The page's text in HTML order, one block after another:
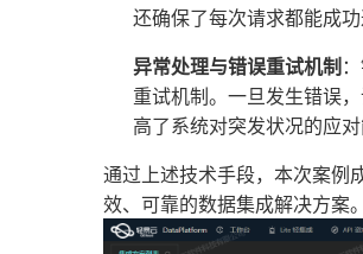
还确保了每次请求都能成功
异常处理与错误重试机制
重试机制。一旦发生错误
高了系统对突发状况的应
通过上述技术手段，本次案例
效、可靠的数据集成解决方案